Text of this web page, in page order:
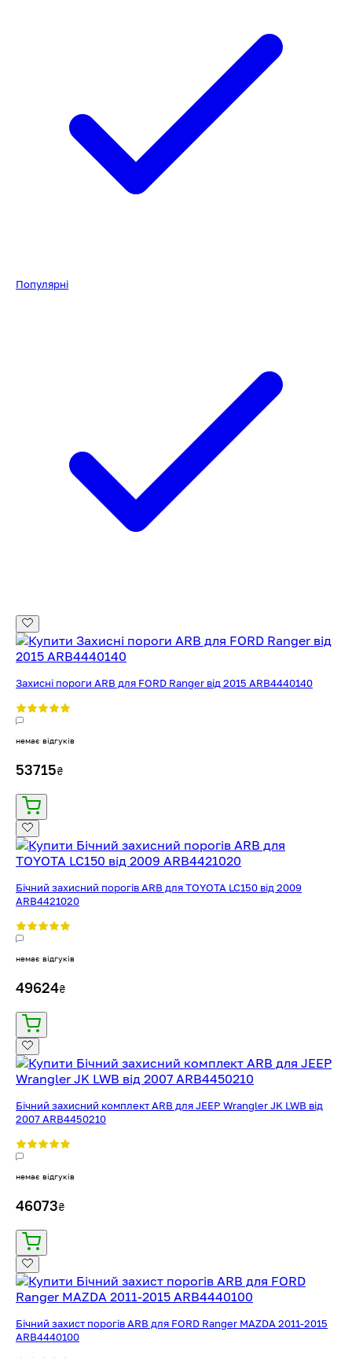
Популярні
Захисні пороги ARB для FORD Ranger від 2015 ARB4440140
немає відгуків
53715₴
Бічний захисний порогів ARB для TOYOTA LC150 від 2009
ARB4421020
немає відгуків
49624₴
Бічний захисний комплект ARB для JEEP Wrangler JK LWB від
2007 ARB4450210
немає відгуків
46073₴
Бічний захист порогів ARB для FORD Ranger MAZDA 2011-2015
ARB4440100